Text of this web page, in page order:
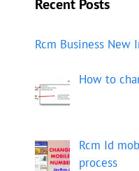
Recent Posts
Rcm Business New
How to
Rcm Id
process